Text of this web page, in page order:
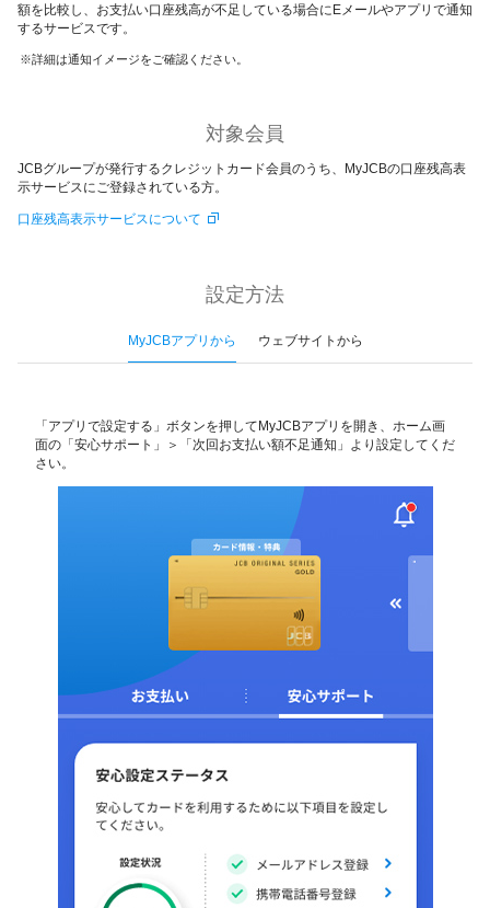
額を比較し、お支払い口座残高が不足している場合にEメールやアプリで通知
するサービスです。
詳細は通知イメージをご確認ください。
対象会員
JCBグループが発行するクレジットカード会員のうち、MyJCBの口座残高表
示サービスにご登録されている方。
口座残高表示サービスについて
設定方法
MyJCBアプリから ウェブサイトから
「アプリで設定する」ボタンを押してMyJCBアプリを開き、ホーム画
面の「安心サポート」＞「次回お支払い額不足通知」より設定してくだ
さい。